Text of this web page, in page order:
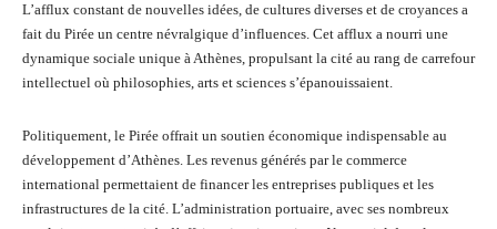
L’afflux constant de nouvelles idées, de cultures diverses et de croyances a
fait du Pirée un centre névralgique d’influences. Cet afflux a nourri une
dynamique sociale unique à Athènes, propulsant la cité au rang de carrefour
intellectuel où philosophies, arts et sciences s’épanouissaient.
Politiquement, le Pirée offrait un soutien économique indispensable au
développement d’Athènes. Les revenus générés par le commerce
international permettaient de financer les entreprises publiques et les
infrastructures de la cité. L’administration portuaire, avec ses nombreux